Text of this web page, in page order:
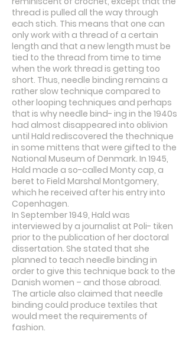
thread is pulled all the way through
each stich. This means that one can
only work with a thread of a certain
length and that a new length must be
tied to the thread from time to time
when the work thread is getting too
short. Thus, needle binding remains a
rather slow technique compared to
other looping techniques and perhaps
that is why needle bind- ing in the 1940s
had almost disappeared into oblivion
until Hald rediscovered the thechnique
in some mittens that were gifted to the
National Museum of Denmark. In 1945,
Hald made a so-called Monty cap, a
beret to Field Marshal Montgomery,
which he received after his entry into
Copenhagen.
In September 1949, Hald was
interviewed by a journalist at Poli- tiken
prior to the publication of her doctoral
dissertation. She stated that she
planned to teach needle binding in
order to give this technique back to the
Danish women – and those abroad.
The article also claimed that needle
binding could produce textiles that
would meet the requirements of
fashion.